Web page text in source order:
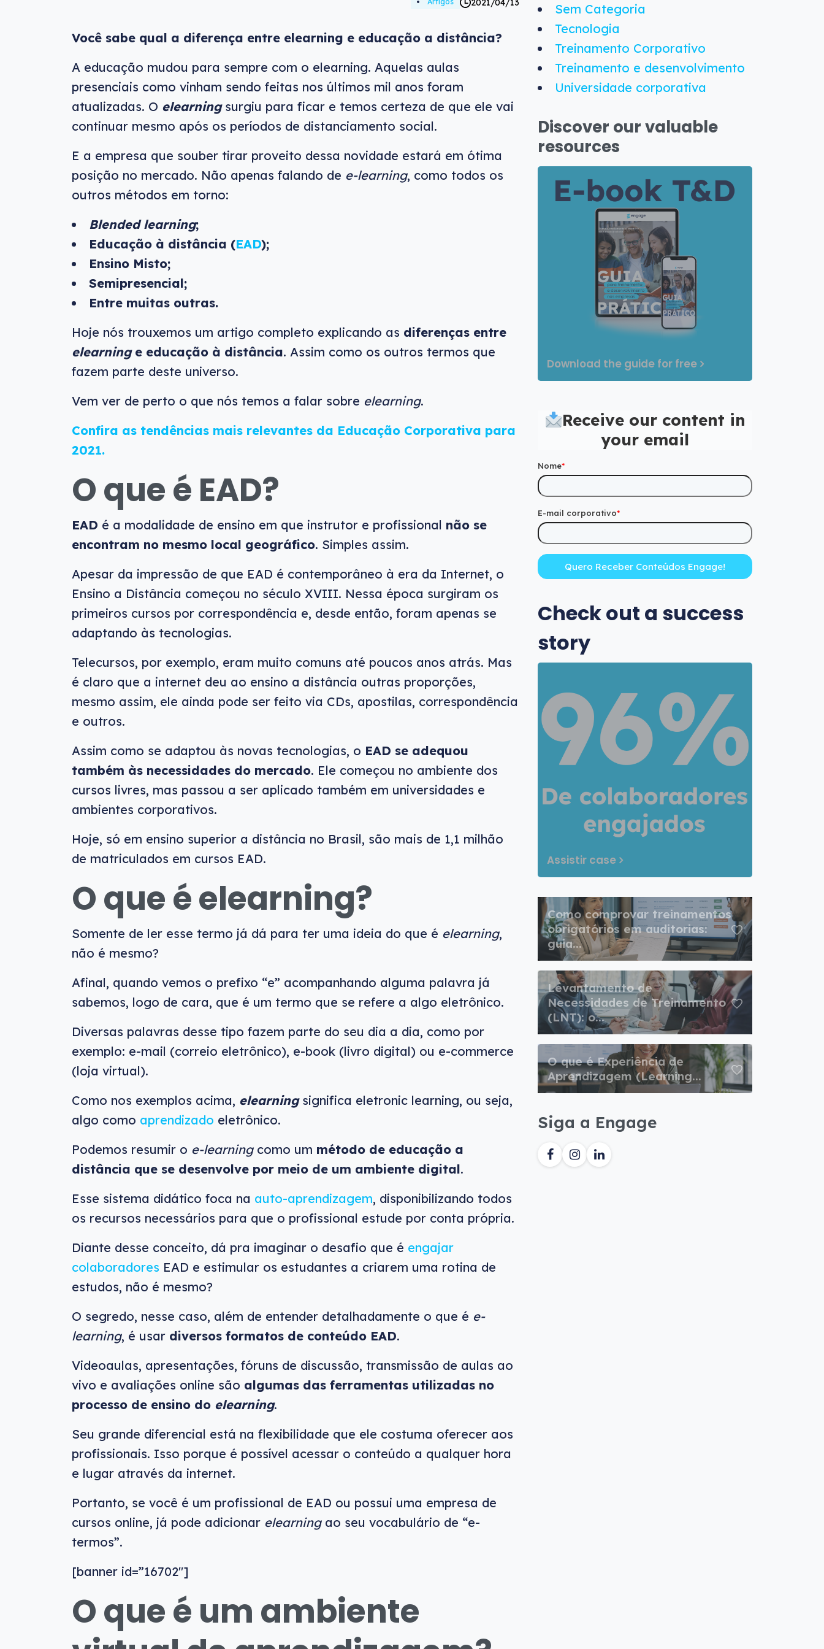
Você sabe qual a diferença entre elearning e educação a distância?
A educação mudou para sempre com o elearning. Aquelas aulas
presenciais como vinham sendo feitas nos últimos mil anos foram
atualizadas. O elearningsurgiu para ficar e temos certeza de que ele vai
continuar mesmo após os períodos de distanciamento social.
E a empresa que souber tirar proveito dessa novidade estará em ótima
posição no mercado. Não apenas falando de e-learning, como todos os
outros métodos em torno:
Blended learning;
Educação à distância (EAD);
Ensino Misto;
Semipresencial;
Entre muitas outras.
Hoje nós trouxemos um artigo completo explicando as diferenças entre
elearninge educação à distância. Assim como os outros termos que
fazem parte deste universo.
Vem ver de perto o que nós temos a falar sobre elearning.
Confira as tendências mais relevantes da Educação Corporativa para
2021.
O que é EAD?
EAD é a modalidade de ensino em que instrutor e profissional não se
encontram no mesmo local geográfico. Simples assim.
Apesar da impressão de que EAD é contemporâneo à era da Internet, o
Ensino a Distância começou no século XVIII. Nessa época surgiram os
primeiros cursos por correspondência e, desde então, foram apenas se
adaptando às tecnologias.
Telecursos, por exemplo, eram muito comuns até poucos anos atrás. Mas
é claro que a internet deu ao ensino a distância outras proporções,
mesmo assim, ele ainda pode ser feito via CDs, apostilas, correspondência
e outros.
Assim como se adaptou às novas tecnologias, o EAD se adequou
também às necessidades do mercado. Ele começou no ambiente dos
cursos livres, mas passou a ser aplicado também em universidades e
ambientes corporativos.
Hoje, só em ensino superior a distância no Brasil, são mais de 1,1 milhão
de matriculados em cursos EAD.
O que é elearning?
Somente de ler esse termo já dá para ter uma ideia do que é elearning,
não é mesmo?
Afinal, quando vemos o prefixo “e” acompanhando alguma palavra já
sabemos, logo de cara, que é um termo que se refere a algo eletrônico.
Diversas palavras desse tipo fazem parte do seu dia a dia, como por
exemplo: e-mail (correio eletrônico), e-book (livro digital) ou e-commerce
(loja virtual).
Como nos exemplos acima, elearningsignifica eletronic learning, ou seja,
algo como aprendizado eletrônico.
Podemos resumir o e-learningcomo um método de educação a
distância que se desenvolve por meio de um ambiente digital.
Esse sistema didático foca na auto-aprendizagem, disponibilizando todos
os recursos necessários para que o profissional estude por conta própria.
Diante desse conceito, dá pra imaginar o desafio que é engajar
colaboradores EAD e estimular os estudantes a criarem uma rotina de
estudos, não é mesmo?
O segredo, nesse caso, além de entender detalhadamente o que é e-
learning, é usar diversos formatos de conteúdo EAD.
Videoaulas, apresentações, fóruns de discussão, transmissão de aulas ao
vivo e avaliações online são algumas das ferramentas utilizadas no
processo de ensino do elearning.
Seu grande diferencial está na flexibilidade que ele costuma oferecer aos
profissionais. Isso porque é possível acessar o conteúdo a qualquer hora
e lugar através da internet.
Portanto, se você é um profissional de EAD ou possui uma empresa de
cursos online, já pode adicionar elearningao seu vocabulário de “e-
termos”.
[banner id=”16702″]
O que é um ambiente
Sem Categoria
Tecnologia
Treinamento Corporativo
Treinamento e desenvolvimento
Universidade corporativa
Discover our valuable
resources
Download the guide for free
Receive our content in
your email
Nome*
E-mail corporativo*
Check out a success
story
Assistir case
Como comprovar treinamentos
obrigatórios em auditorias:
guia...
Levantamento de
Necessidades de Treinamento
(LNT): o...
O que é Experiência de
Aprendizagem (Learning...
Siga a Engage